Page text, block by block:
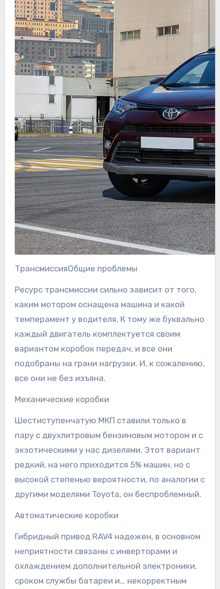
ТрансмиссияОбщие проблемы
Ресурс трансмиссии сильно зависит от того,
каким мотором оснащена машина и какой
темперамент у водителя. К тому же буквально
каждый двигатель комплектуется своим
вариантом коробок передач, и все они
подобраны на грани нагрузки. И, к сожалению,
все они не без изъяна.
Механические коробки
Шестиступенчатую МКП ставили только в
пару с двухлитровым бензиновым мотором и с
экзотическими у нас дизелями. Этот вариант
редкий, на него приходится 5% машин, но с
высокой степенью вероятности, по аналогии с
другими моделями Toyota, он беспроблемный.
Автоматические коробки
Гибридный привод RAV4 надежен, в основном
неприятности связаны с инверторами и
охлаждением дополнительной электроники,
сроком службы батареи и… некорректным